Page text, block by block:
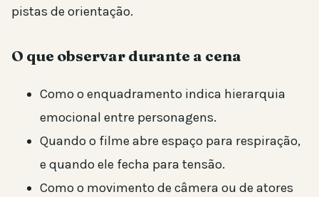
pistas de orientação.
O que observar durante a cena
Como o enquadramento indica hierarquia
emocional entre personagens.
Quando o filme abre espaço para respiração,
e quando ele fecha para tensão.
Como o movimento de câmera ou de atores